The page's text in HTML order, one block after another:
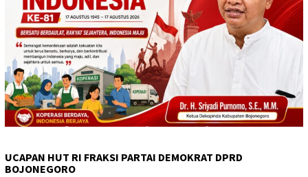
UCAPAN HUT RI FRAKSI PARTAI DEMOKRAT DPRD
BOJONEGORO